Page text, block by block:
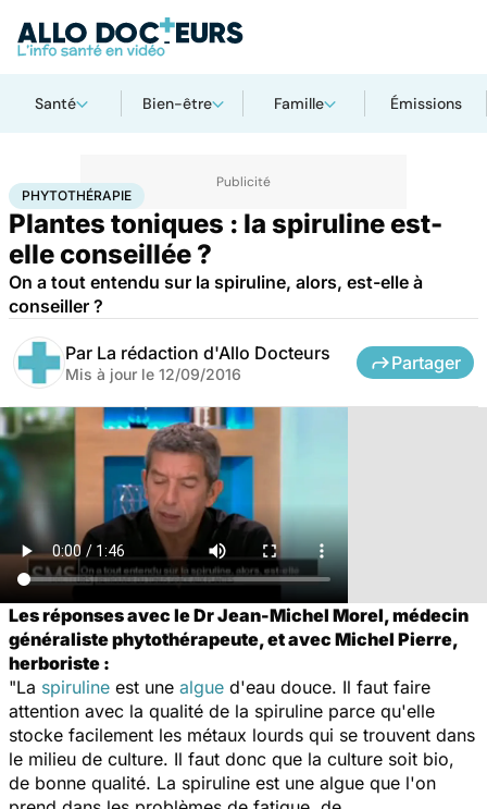
Santé Bien-être Famille Émissions
AccueilBien-êtrePhytothérapie
PHYTOTHÉRAPIE
Plantes toniques : la spiruline est-
elle conseillée ?
On a tout entendu sur la spiruline, alors, est-elle à
conseiller ?
Par La rédaction d'Allo Docteurs
Mis à jour le 12/09/2016
Partager
Les réponses avec le Dr Jean-Michel Morel, médecin
généraliste phytothérapeute, et avec Michel Pierre,
herboriste :
"La spiruline est une algue d'eau douce. Il faut faire
attention avec la qualité de la spiruline parce qu'elle
stocke facilement les métaux lourds qui se trouvent dans
le milieu de culture. Il faut donc que la culture soit bio,
de bonne qualité. La spiruline est une algue que l'on